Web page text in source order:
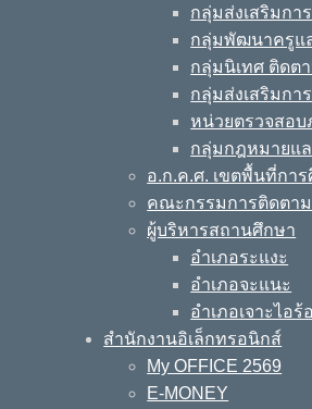
กลุ่มส่งเสริมกา
กลุ่มพัฒนาครูแ
กลุ่มนิเทศ ติดต
กลุ่มส่งเสริมกา
หน่วยตรวจสอบ
กลุ่มกฎหมายแ
อ.ก.ค.ศ. เขตพื้นที่กา
คณะกรรมการติดตาม
ผู้บริหารสถานศึกษา
อำเภอระแงะ
อำเภอจะแนะ
อำเภอเจาะไอร้
สำนักงานอิเล็กทรอนิกส์
My OFFICE 2569
E-MONEY